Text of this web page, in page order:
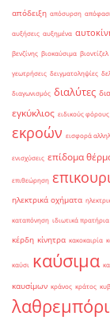
απόδειξη απόσυρση
αυξήσεις αυξημένα
βενζίνης βιοκαύσιμα βιοντίζελ
γεωτρήσεις δειγματοληψίες
διαγωνισμός διαλύτες
εγκύκλιος ειδικούς
εκροών εισφορά
ενισχύσεις επίδομα
επιθεώρηση
ηλεκτρικά οχήματα
καταπόνηση ιδιωτικά πρατήρια
κέρδη κίνητρα κακοκαιρία
καύσι καύσιμα
καυσίμων κράνος κράτος